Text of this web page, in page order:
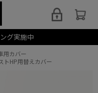
グ実施中
用カバー
トHP用替えカバー